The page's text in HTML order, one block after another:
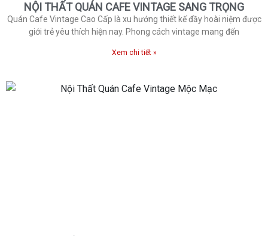
NỘI THẤT QUÁN CAFE VINTAGE SANG TRỌNG
Quán Cafe Vintage Cao Cấp là xu hướng thiết kế đầy hoài niệm được
giới trẻ yêu thích hiện nay. Phong cách vintage mang đến
Xem chi tiết »